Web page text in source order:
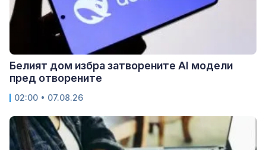
Белият дом избра затворените AI модели
пред отворените
02:00 • 07.08.26